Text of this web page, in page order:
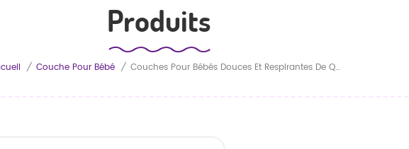
Produits
/ Couche Pour Bébé / Couches Pour Bébés Douces Et Respirantes De Qualité Supérieure (OEM/ODM)